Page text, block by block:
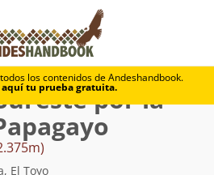
los contenidos de Andeshandbook.
aquí tu prueba gratuita.
Doña Isidora Cara Sureste por la
por la
El Toyo